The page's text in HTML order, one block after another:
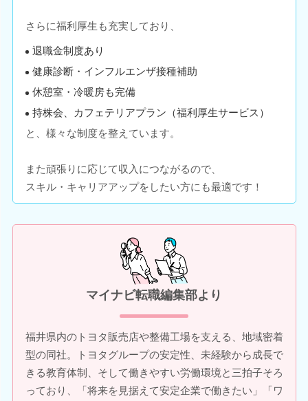
さらに福利厚生も充実しており、
退職金制度あり
健康診断・インフルエンザ接種補助
休憩室・冷暖房も完備
持株会、カフェテリアプラン（福利厚生サービス）
と、様々な制度を整えています。
また頑張りに応じて収入につながるので、
スキル・キャリアアップをしたい方にも最適です！
マイナビ転職編集部より
福井県内のトヨタ販売店や整備工場を支える、地域密着
型の同社。トヨタグループの安定性、未経験から成長で
きる教育体制、そして働きやすい労働環境と三拍子そろ
っており、「将来を見据えて安定企業で働きたい」「ワ